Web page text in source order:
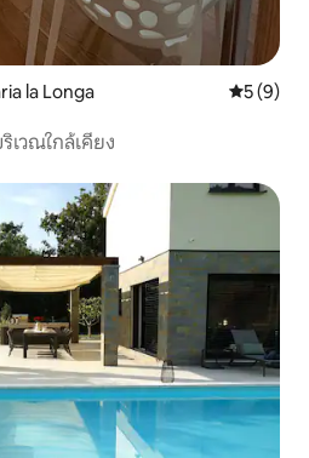
la Longa คะแนนเฉ
5 (9)
เวณใกล้เคียง